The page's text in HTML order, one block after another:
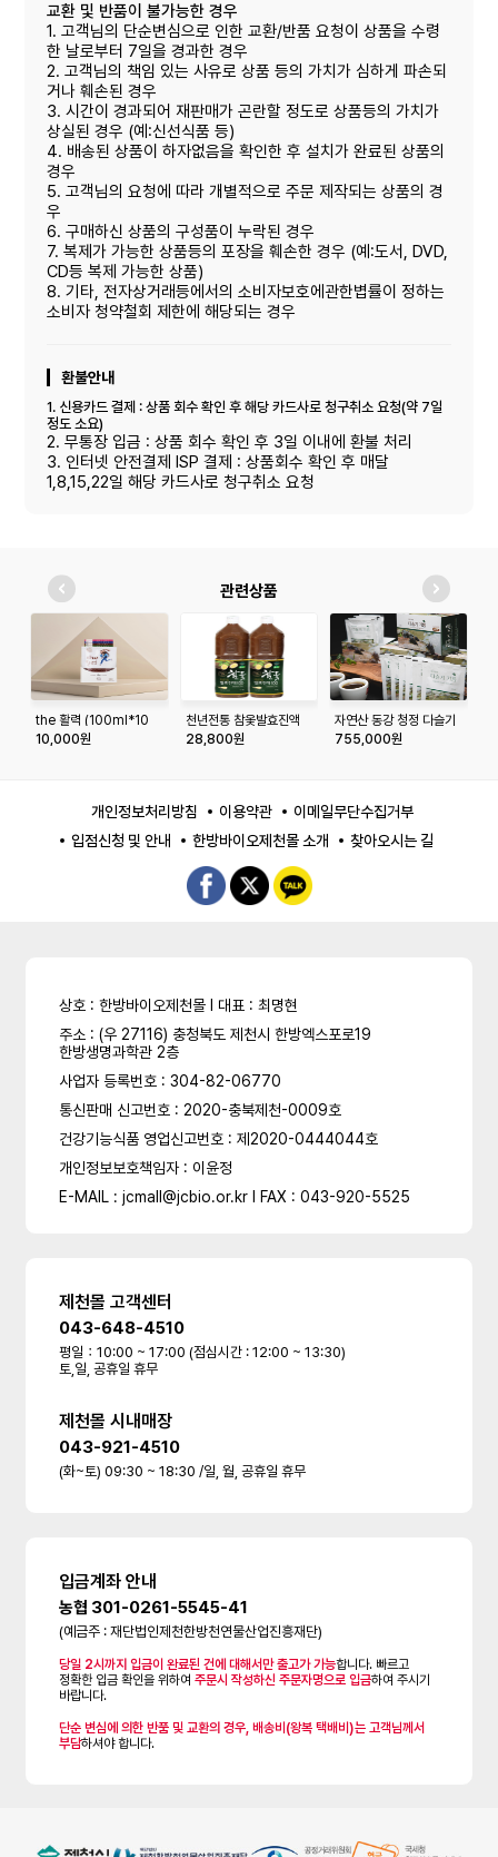
교환 및 반품이 불가능한 경우
1. 고객님의 단순변심으로 인한 교환/반품 요청이 상품을 수령
한 날로부터 7일을 경과한 경우
2. 고객님의 책임 있는 사유로 상품 등의 가치가 심하게 파손되
거나 훼손된 경우
3. 시간이 경과되어 재판매가 곤란할 정도로 상품등의 가치가
상실된 경우 (예:신선식품 등)
4. 배송된 상품이 하자없음을 확인한 후 설치가 완료된 상품의
경우
5. 고객님의 요청에 따라 개별적으로 주문 제작되는 상품의 경
우
6. 구매하신 상품의 구성품이 누락된 경우
7. 복제가 가능한 상품등의 포장을 훼손한 경우 (예:도서, DVD,
CD등 복제 가능한 상품)
8. 기타, 전자상거래등에서의 소비자보호에관한볍률이 정하는
소비자 청약철회 제한에 해당되는 경우
환불안내
1. 신용카드 결제 : 상품 회수 확인 후 해당 카드사로 청구취소 요청(약 7일
정도 소요)
2. 무통장 입금 : 상품 회수 확인 후 3일 이내에 환불 처리
3. 인터넷 안전결제 ISP 결제 : 상품회수 확인 후 매달
1,8,15,22일 해당 카드사로 청구취소 요청
관련상품
the 활력 (100ml*10
포)
10,000원
천년전통 참옻발효진액
100(1.5ℓ x 2병)
28,800원
자연산 동강 청정 다슬기
기름 (2개월분)
755,000원
개인정보처리방침 이용약관
이메일무단수집거부
입점신청 및 안내
한방바이오제천몰 소개 찾아오시는 길
상호 : 한방바이오제천몰 l 대표 : 최명현
주소 : (우 27116) 충청북도 제천시 한방엑스포로19
한방생명과학관 2층
사업자 등록번호 : 304-82-06770
통신판매 신고번호 : 2020-충북제천-0009호
건강기능식품 영업신고번호 : 제2020-0444044호
개인정보보호책임자 : 이윤정
E-MAIL : jcmall@jcbio.or.kr l FAX : 043-920-5525
제천몰 고객센터
043-648-4510
평일：10:00 ~ 17:00 (점심시간 : 12:00 ~ 13:30)
토,일, 공휴일 휴무
제천몰 시내매장
043-921-4510
(화~토) 09:30 ~ 18:30 /일, 월, 공휴일 휴무
입금계좌 안내
농협 301-0261-5545-41
(예금주 : 재단법인제천한방천연물산업진흥재단)
당일 2시까지 입금이 완료된 건에 대해서만 출고가 가능합니다. 빠르고
정확한 입금 확인을 위하여주문시 작성하신 주문자명으로 입금하여 주시기
바랍니다.
단순 변심에 의한 반품 및 교환의 경우, 배송비(왕복 택배비)는 고객님께서
부담하셔야 합니다.